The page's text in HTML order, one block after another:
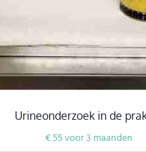
Urineonderzoek in de
€55voor 3 maanden